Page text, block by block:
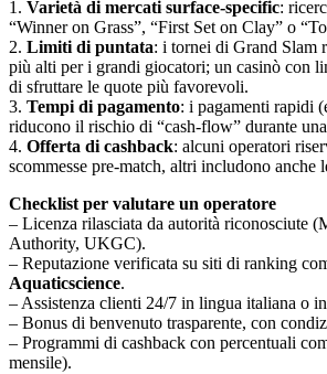
1. Varietà di mercati surface‑specific:
“Winner on Grass”, “First Set on Clay” o
2. Limiti di puntata: i tornei di Grand Slam
più alti per i grandi giocatori; un casinò con
di sfruttare le quote più favorevoli.
3. Tempi di pagamento: i pagamenti rapidi
riducono il rischio di “cash‑flow” durante
4. Offerta di cashback: alcuni operatori
scommesse pre‑match, altri includono anche
Checklist per valutare un operatore
– Licenza rilasciata da autorità riconosciute
Authority, UKGC).
– Reputazione verificata su siti di ranking
Aquaticscience.
– Assistenza clienti 24/7 in lingua italiana o
– Bonus di benvenuto trasparente, con
– Programmi di cashback con percentuali
mensile).